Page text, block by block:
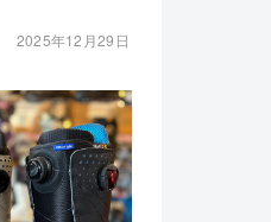
2025年12月29日